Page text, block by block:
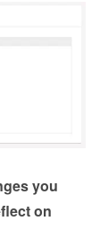
you
on